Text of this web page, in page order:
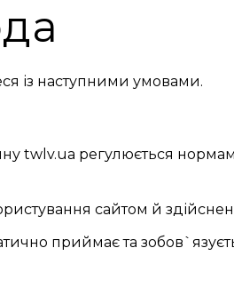
із наступними умовами.
twlv.ua регулюється
сайтом й
приймає та